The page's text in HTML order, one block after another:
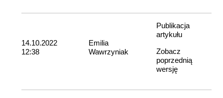
14.10.2022
12:38
Emilia
Wawrzyniak
Publikacja
artykułu
Zobacz
poprzednią
wersję